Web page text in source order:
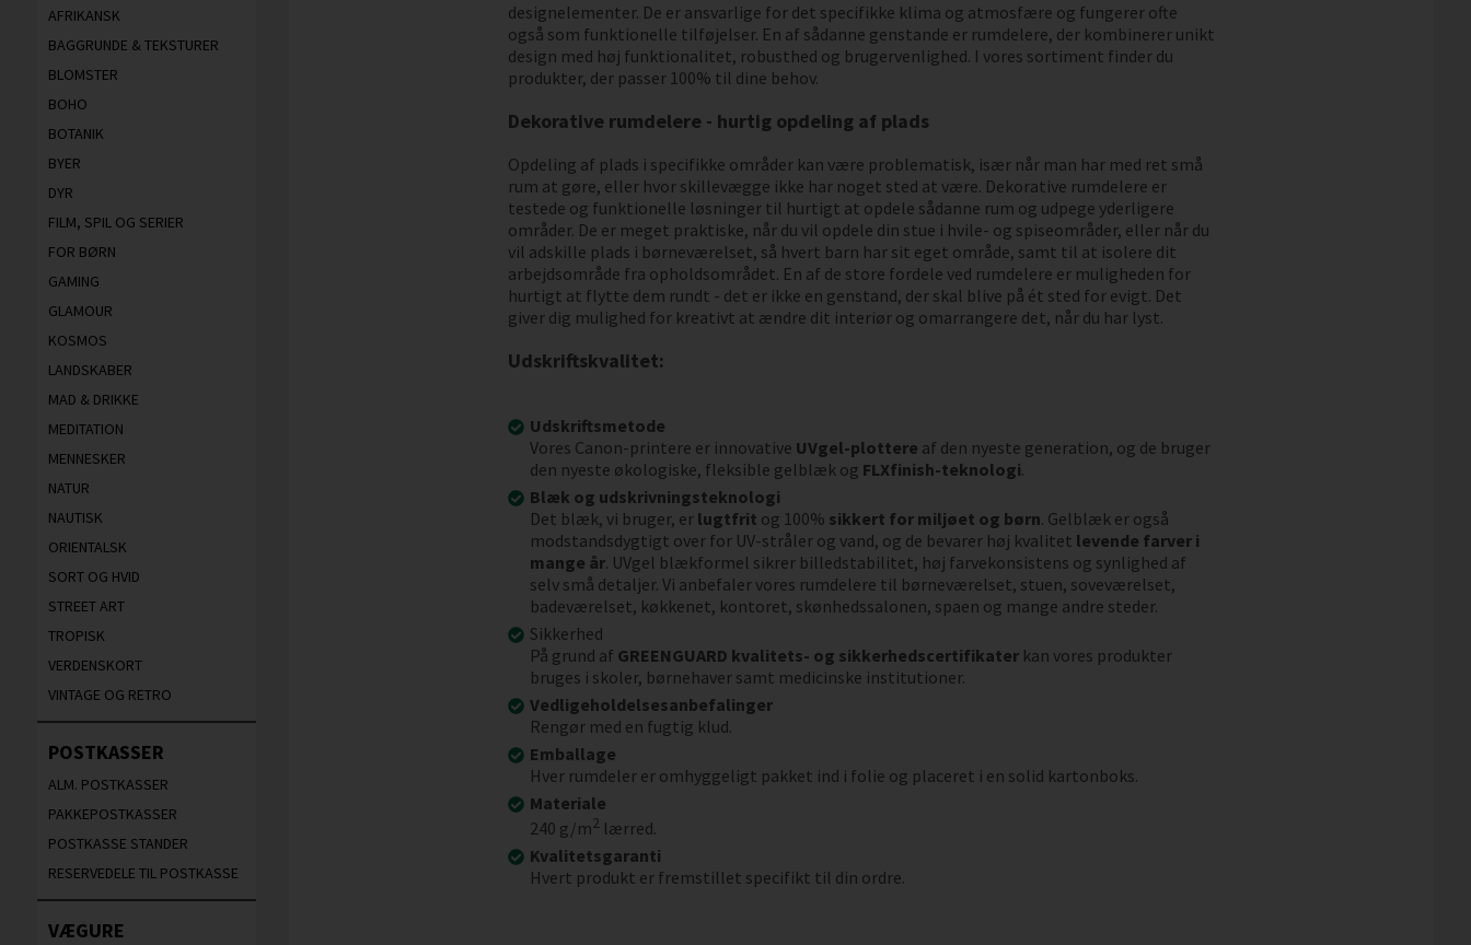
AFRIKANSK
BAGGRUNDE & TEKSTURER
BLOMSTER
BOHO
BOTANIK
BYER
DYR
FILM, SPIL OG SERIER
FOR BØRN
GAMING
GLAMOUR
KOSMOS
LANDSKABER
MAD & DRIKKE
MEDITATION
MENNESKER
NATUR
NAUTISK
ORIENTALSK
SORT OG HVID
STREET ART
TROPISK
VERDENSKORT
VINTAGE OG RETRO
POSTKASSER
ALM. POSTKASSER
PAKKEPOSTKASSER
POSTKASSE STANDER
RESERVEDELE TIL POSTKASSE
VÆGURE
designelementer. De er ansvarlige for det specifikke klima og atmosfære og fungerer ofte
også som funktionelle tilføjelser. En af sådanne genstande er rumdelere, der kombinerer unikt
design med høj funktionalitet, robusthed og brugervenlighed. I vores sortiment finder du
produkter, der passer 100% til dine behov.
Dekorative rumdelere - hurtig opdeling af plads
Opdeling af plads i specifikke områder kan være problematisk, især når man har med ret små
rum at gøre, eller hvor skillevægge ikke har noget sted at være. Dekorative rumdelere er
testede og funktionelle løsninger til hurtigt at opdele sådanne rum og udpege yderligere
områder. De er meget praktiske, når du vil opdele din stue i hvile- og spiseområder, eller når du
vil adskille plads i børneværelset, så hvert barn har sit eget område, samt til at isolere dit
arbejdsområde fra opholdsområdet. En af de store fordele ved rumdelere er muligheden for
hurtigt at flytte dem rundt - det er ikke en genstand, der skal blive på ét sted for evigt. Det
giver dig mulighed for kreativt at ændre dit interiør og omarrangere det, når du har lyst.
Udskriftskvalitet:
Udskriftsmetode
Vores Canon-printere er innovative UVgel-plottere af den nyeste generation, og de bruger
den nyeste økologiske, fleksible gelblæk og FLXfinish-teknologi.
Blæk og udskrivningsteknologi
Det blæk, vi bruger, er lugtfrit og 100% sikkert for miljøet og børn. Gelblæk er også
modstandsdygtigt over for UV-stråler og vand, og de bevarer høj kvalitet levende farver i
mange år. UVgel blækformel sikrer billedstabilitet, høj farvekonsistens og synlighed af
selv små detaljer. Vi anbefaler vores rumdelere til børneværelset, stuen, soveværelset,
badeværelset, køkkenet, kontoret, skønhedssalonen, spaen og mange andre steder.
Sikkerhed
På grund af GREENGUARD kvalitets- og sikkerhedscertifikaterkan vores produkter
bruges i skoler, børnehaver samt medicinske institutioner.
Vedligeholdelsesanbefalinger
Rengør med en fugtig klud.
Emballage
Hver rumdeler er omhyggeligt pakket ind i folie og placeret i en solid kartonboks.
Materiale
240 g/m2lærred.
Kvalitetsgaranti
Hvert produkt er fremstillet specifikt til din ordre.